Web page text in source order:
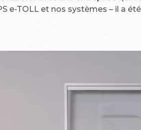
e-TOLL et nos systèmes – il